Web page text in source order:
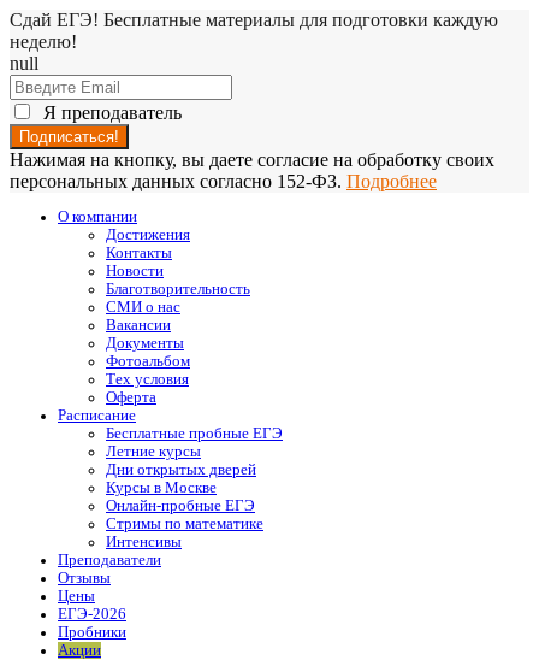
Сдай ЕГЭ! Бесплатные материалы для подготовки каждую
неделю!
null
Я преподаватель
Нажимая на кнопку, вы даете согласие на обработку своих
персональных данных согласно 152-ФЗ. Подробнее
О компании
Достижения
Контакты
Новости
Благотворительность
СМИ о нас
Вакансии
Документы
Фотоальбом
Тех условия
Оферта
Расписание
Бесплатные пробные ЕГЭ
Летние курсы
Дни открытых дверей
Курсы в Москве
Онлайн-пробные ЕГЭ
Стримы по математике
Интенсивы
Преподаватели
Отзывы
Цены
ЕГЭ-2026
Пробники
Акции